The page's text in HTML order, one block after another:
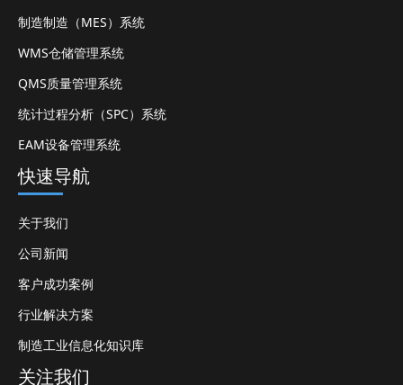
制造制造（MES）系统
WMS仓储管理系统
QMS质量管理系统
统计过程分析（SPC）系统
EAM设备管理系统
快速导航
关于我们
公司新闻
客户成功案例
行业解决方案
制造工业信息化知识库
关注我们